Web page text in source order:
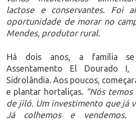
lactose e conservantes. Foi
oportunidade de morar no
Mendes, produtor rural.
Há dois anos, a família
Assentamento El Dourado
Sidrolândia. Aos poucos,
e plantar hortaliças. “Nós
de jiló. Um investimento que já
Já colhemos e vendemos.